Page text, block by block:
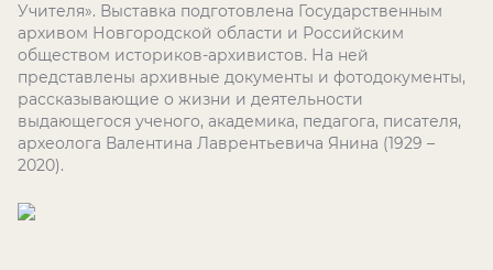
Учителя». Выставка подготовлена Государственным
архивом Новгородской области и Российским
обществом историков-архивистов. На ней
представлены архивные документы и фотодокументы,
рассказывающие о жизни и деятельности
выдающегося ученого, академика, педагога, писателя,
археолога Валентина Лаврентьевича Янина (1929 –
2020).